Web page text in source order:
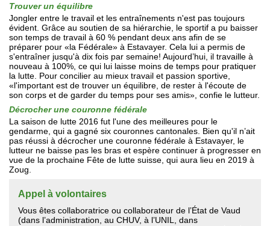
Trouver un équilibre
Jongler entre le travail et les entraînements n'est pas toujours
évident. Grâce au soutien de sa hiérarchie, le sportif a pu baisser
son temps de travail à 60 % pendant deux ans afin de se
préparer pour «la Fédérale» à Estavayer. Cela lui a permis de
s'entraîner jusqu'à dix fois par semaine! Aujourd’hui, il travaille à
nouveau à 100%, ce qui lui laisse moins de temps pour pratiquer
la lutte. Pour concilier au mieux travail et passion sportive,
«l'important est de trouver un équilibre, de rester à l'écoute de
son corps et de garder du temps pour ses amis», confie le lutteur.
Décrocher une couronne fédérale
La saison de lutte 2016 fut l'une des meilleures pour le
gendarme, qui a gagné six couronnes cantonales. Bien qu'il n’ait
pas réussi à décrocher une couronne fédérale à Estavayer, le
lutteur ne baisse pas les bras et espère continuer à progresser en
vue de la prochaine Fête de lutte suisse, qui aura lieu en 2019 à
Zoug.
Appel à volontaires
Vous êtes collaboratrice ou collaborateur de l’État de Vaud
(dans l’administration, au CHUV, à l’UNIL, dans